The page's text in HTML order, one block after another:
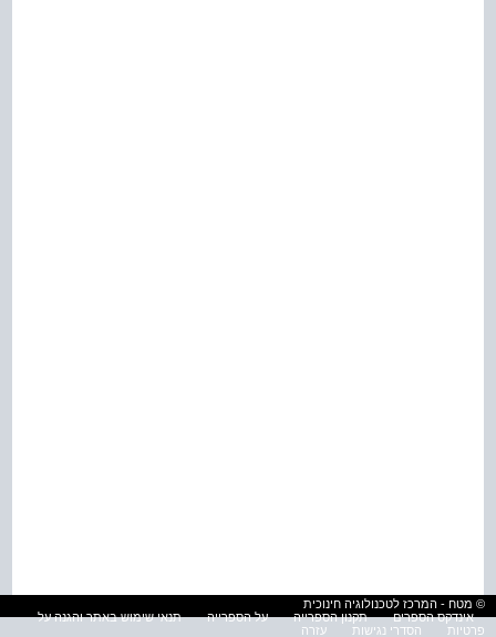
© מטח - המרכז לטכנולוגיה חינוכית
אינדקס הספרים
תקנון הספרייה על הספרייה
תנאי שימוש באתר והגנה על
פרטיות
הסדרי נגישות עזרה